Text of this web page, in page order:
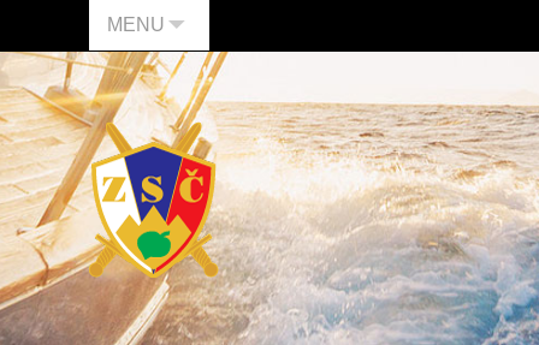
MENU